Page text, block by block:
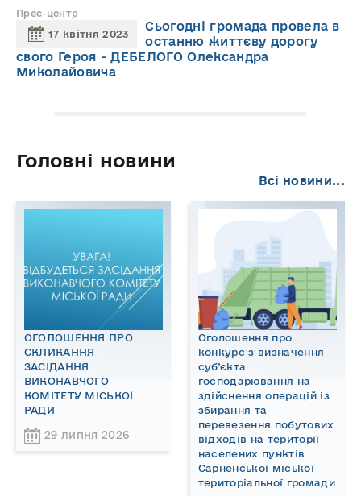
Прес-центр
17 квітня 2023
Сьогодні громада провела в
останню життєву дорогу
свого Героя - ДЕБЕЛОГО Олександра
Миколайовича
Головні новини
Всі новини...
ОГОЛОШЕННЯ ПРО
СКЛИКАННЯ
ЗАСІДАННЯ
ВИКОНАВЧОГО
КОМІТЕТУ МІСЬКОЇ
РАДИ
29 липня 2026
Оголошення про
конкурс з визначення
суб’єкта
господарювання на
здійснення операцій із
збирання та
перевезення побутових
відходів на території
населених пунктів
Сарненської міської
територіальної громади